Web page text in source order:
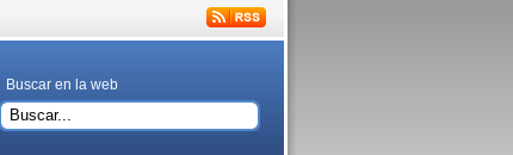
Buscar en la web